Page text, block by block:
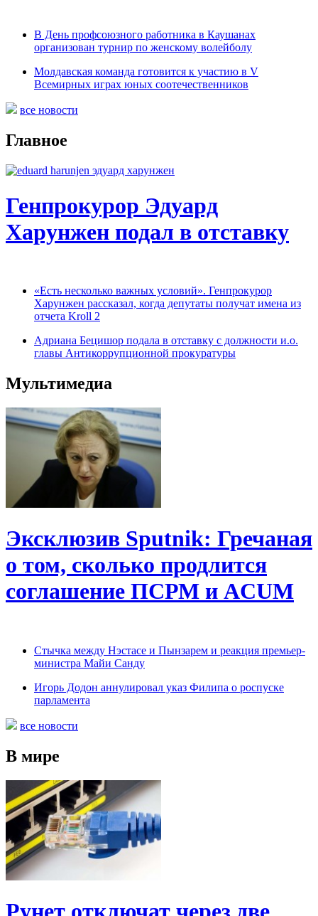
В День профсоюзного работника в Каушанах
организован турнир по женскому волейболу
Молдавская команда готовится к участию в V
Всемирных играх юных соотечественников
все новости
Главное
Генпрокурор Эдуард
Харунжен подал в отставку
«Есть несколько важных условий». Генпрокурор
Харунжен рассказал, когда депутаты получат имена из
отчета Kroll 2
Адриана Бецишор подала в отставку с должности и.о.
главы Антикоррупционной прокуратуры
Мультимедиа
Эксклюзив Sputnik: Гречаная
о том, сколько продлится
соглашение ПСРМ и ACUM
Cтычка между Нэстасе и Пынзарем и реакция премьер-
министра Майи Санду
Игорь Додон аннулировал указ Филипа о роспуске
парламента
все новости
В мире